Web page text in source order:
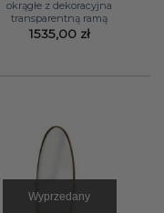
okrągłe z dekoracyjna
transparentną ramą
1535,00 zł
Wyprzedany